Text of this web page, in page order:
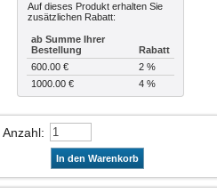
Auf dieses Produkt erhalten Sie
zusätzlichen Rabatt:
ab Summe Ihrer
Bestellung
Rabatt
600.00 €
2 %
1000.00 €
4 %
Anzahl:
In den Warenkorb